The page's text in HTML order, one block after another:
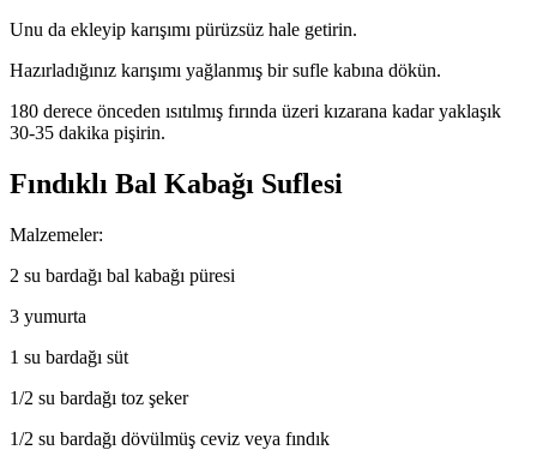
Unu da ekleyip karışımı pürüzsüz hale getirin.
Hazırladığınız karışımı yağlanmış bir sufle kabına dökün.
180 derece önceden ısıtılmış fırında üzeri kızarana kadar yaklaşık
30-35 dakika pişirin.
Fındıklı Bal Kabağı Suflesi
Malzemeler:
2 su bardağı bal kabağı püresi
3 yumurta
1 su bardağı süt
1/2 su bardağı toz şeker
1/2 su bardağı dövülmüş ceviz veya fındık